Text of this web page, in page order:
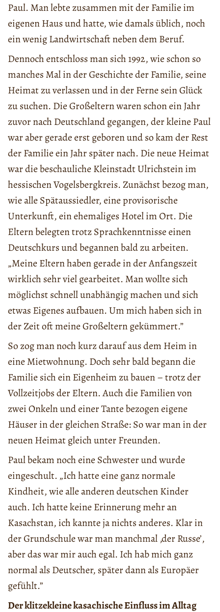
Paul. Man lebte zusammen mit der Familie im
eigenen Haus und hatte, wie damals üblich, noch
ein wenig Landwirtschaft neben dem Beruf.
Dennoch entschloss man sich 1992, wie schon so
manches Mal in der Geschichte der Familie, seine
Heimat zu verlassen und in der Ferne sein Glück
zu suchen. Die Großeltern waren schon ein Jahr
zuvor nach Deutschland gegangen, der kleine Paul
war aber gerade erst geboren und so kam der Rest
der Familie ein Jahr später nach. Die neue Heimat
war die beschauliche Kleinstadt Ulrichstein im
hessischen Vogelsbergkreis. Zunächst bezog man,
wie alle Spätaussiedler, eine provisorische
Unterkunft, ein ehemaliges Hotel im Ort. Die
Eltern belegten trotz Sprachkenntnisse einen
Deutschkurs und begannen bald zu arbeiten.
„Meine Eltern haben gerade in der Anfangszeit
wirklich sehr viel gearbeitet. Man wollte sich
möglichst schnell unabhängig machen und sich
etwas Eigenes aufbauen. Um mich haben sich in
der Zeit oft meine Großeltern gekümmert.”
So zog man noch kurz darauf aus dem Heim in
eine Mietwohnung. Doch sehr bald begann die
Familie sich ein Eigenheim zu bauen – trotz der
Vollzeitjobs der Eltern. Auch die Familien von
zwei Onkeln und einer Tante bezogen eigene
Häuser in der gleichen Straße: So war man in der
neuen Heimat gleich unter Freunden.
Paul bekam noch eine Schwester und wurde
eingeschult. „Ich hatte eine ganz normale
Kindheit, wie alle anderen deutschen Kinder
auch. Ich hatte keine Erinnerung mehr an
Kasachstan, ich kannte ja nichts anderes. Klar in
der Grundschule war man manchmal ‚der Russe’,
aber das war mir auch egal. Ich hab mich ganz
normal als Deutscher, später dann als Europäer
gefühlt.”
Der klitzekleine kasachische Einfluss im Alltag